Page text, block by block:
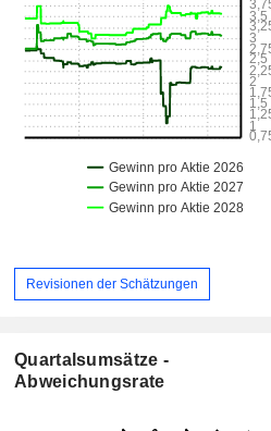
Revisionen der Schätzungen
Quartalsumsätze -
Abweichungsrate